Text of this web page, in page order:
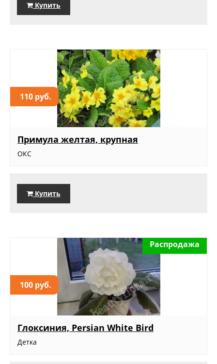
Купить
110 руб.
Примула желтая, крупная
ОКС
Купить
100 руб.
Распродажа
Глоксиния, Persian White Bird
Детка